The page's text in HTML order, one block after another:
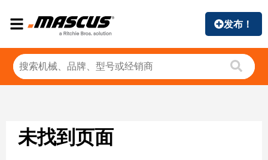
发布！
未找到页面